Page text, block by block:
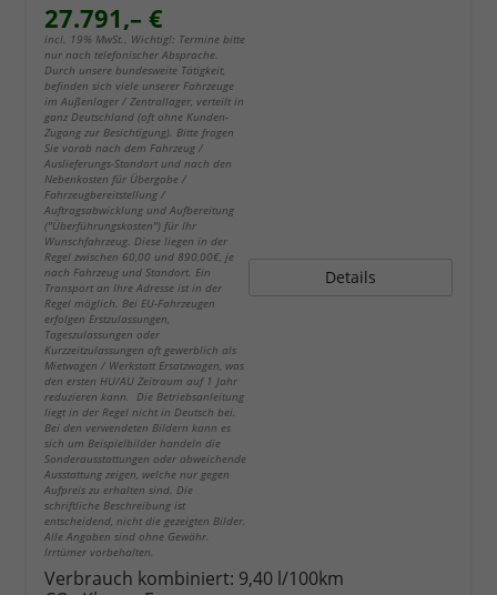
27.791,– €
incl. 19% MwSt.. Wichtig!: Termine bitte
nur nach telefonischer Absprache.
Durch unsere bundesweite Tätigkeit,
befinden sich viele unserer Fahrzeuge
im Außenlager / Zentrallager, verteilt in
ganz Deutschland (oft ohne Kunden-
Zugang zur Besichtigung). Bitte fragen
Sie vorab nach dem Fahrzeug /
Auslieferungs-Standort und nach den
Nebenkosten für Übergabe /
Fahrzeugbereitstellung /
Auftragsabwicklung und Aufbereitung
("Überführungskosten") für Ihr
Wunschfahrzeug. Diese liegen in der
Regel zwischen 60,00 und 890,00€, je
nach Fahrzeug und Standort. Ein
Transport an Ihre Adresse ist in der
Regel möglich. Bei EU-Fahrzeugen
erfolgen Erstzulassungen,
Tageszulassungen oder
Kurzzeitzulassungen oft gewerblich als
Mietwagen / Werkstatt Ersatzwagen, was
den ersten HU/AU Zeitraum auf 1 Jahr
reduzieren kann. Die Betriebsanleitung
liegt in der Regel nicht in Deutsch bei.
Bei den verwendeten Bildern kann es
sich um Beispielbilder handeln die
Sonderausstattungen oder abweichende
Ausstattung zeigen, welche nur gegen
Aufpreis zu erhalten sind. Die
schriftliche Beschreibung ist
entscheidend, nicht die gezeigten Bilder.
Alle Angaben sind ohne Gewähr.
Irrtümer vorbehalten.
Details
Verbrauch kombiniert: 9,40 l/100km